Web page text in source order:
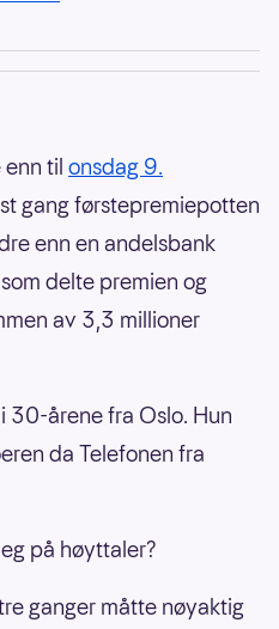
tilonsdag 9.
gang førstepremiepotten
enn en andelsbank
delte premien og
av 3,3 millioner
30-årene fra Oslo. Hun
da Telefonen fra
på høyttaler?
ganger måtte nøyaktig